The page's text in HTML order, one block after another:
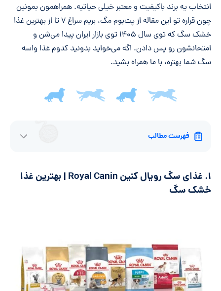
انتخاب یه برند باکیفیت و معتبر خیلی حیاتیه. همراهمون بمونین
چون قراره تو این مقاله از پت‌بوم مگ، بریم سراغ ۷ تا از بهترین غذا
خشک سگ که توی سال ۱۴۰۵ توی بازار ایران پیدا می‌شن و
امتحانشون رو پس دادن. اگه می‌خواید بدونید کدوم غذا واسه
سگ شما بهتره، با ما همراه بشید.
فهرست مطالب
۱. غذای سگ رویال کنین Royal Canin | بهترین غذا
خشک سگ